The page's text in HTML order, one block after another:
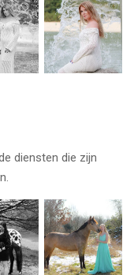
diensten die zijn